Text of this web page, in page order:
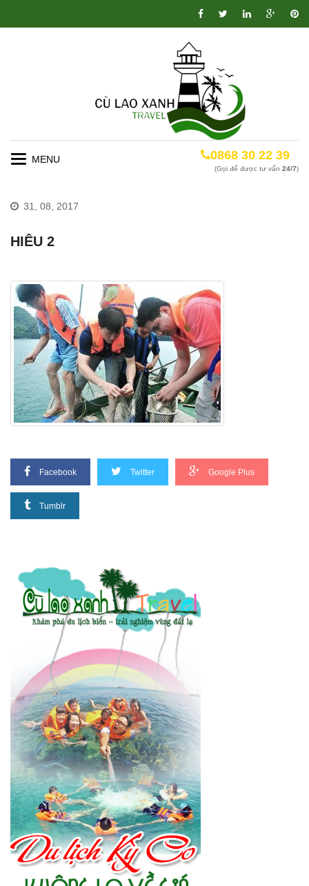
Toggle
0868 30 22 39
(Gọi để được tư vấn 24/7)
31, 08, 2017
HIÊU 2
Facebook Twitter Google Plus
Tumblr